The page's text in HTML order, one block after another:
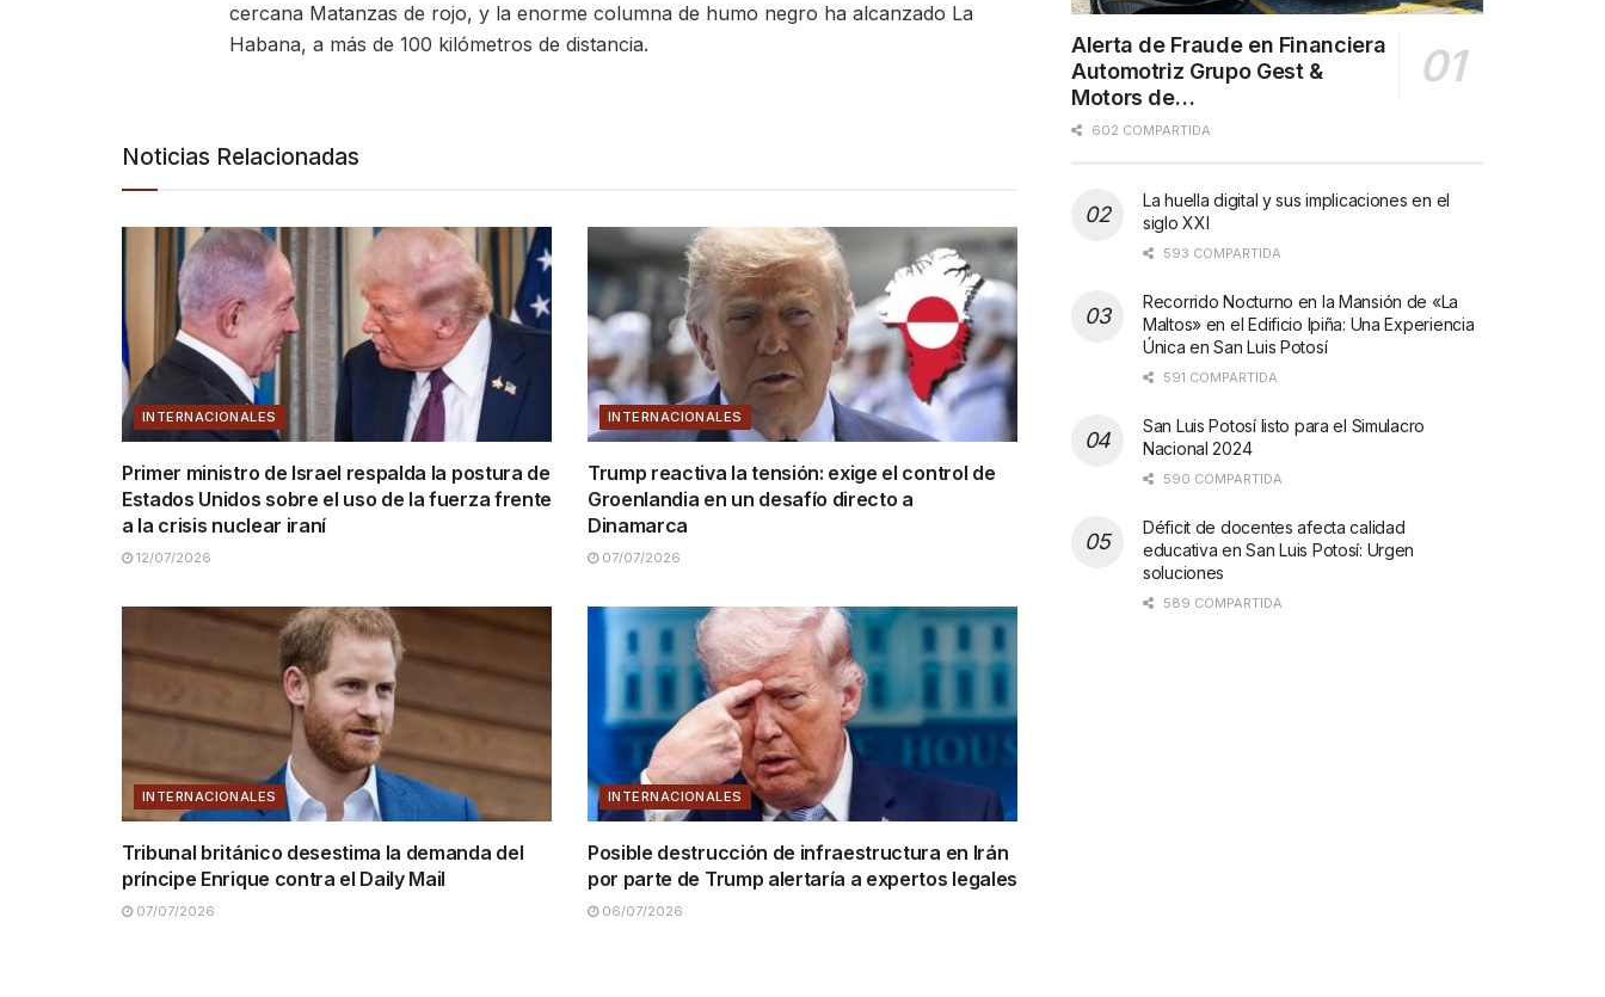
cercana Matanzas de rojo, y la enorme columna de humo negro ha alcanzado La
Habana, a más de 100 kilómetros de distancia.
Noticias Relacionadas
INTERNACIONALES
Primer ministro de Israel respalda la postura de
Estados Unidos sobre el uso de la fuerza frente
a la crisis nuclear iraní
12/07/2026
INTERNACIONALES
Trump reactiva la tensión: exige el control de
Groenlandia en un desafío directo a
Dinamarca
07/07/2026
INTERNACIONALES
Tribunal británico desestima la demanda del
príncipe Enrique contra el Daily Mail
07/07/2026
INTERNACIONALES
Posible destrucción de infraestructura en Irán
por parte de Trump alertaría a expertos legales
06/07/2026
Alerta de Fraude en Financiera
Automotriz Grupo Gest &
Motors de…
602 COMPARTIDA
La huella digital y sus implicaciones en el
siglo XXI
593 COMPARTIDA
Recorrido Nocturno en la Mansión de «La
Maltos» en el Edificio Ipiña: Una Experiencia
Única en San Luis Potosí
591 COMPARTIDA
San Luis Potosí listo para el Simulacro
Nacional 2024
590 COMPARTIDA
Déficit de docentes afecta calidad
educativa en San Luis Potosí: Urgen
soluciones
589 COMPARTIDA